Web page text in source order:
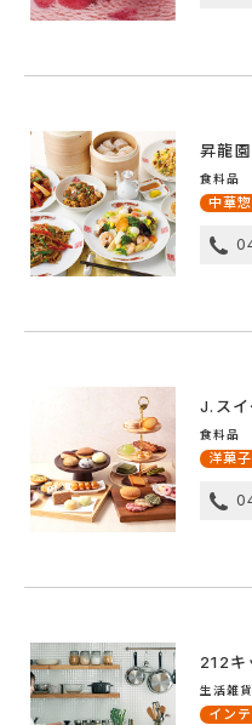
昇龍園
食料品
中華
J.スイ
食料品
洋菓
212キ
生活雑貨
イン